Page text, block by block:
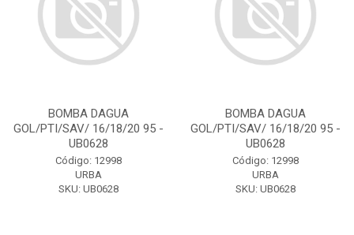
BOMBA DAGUA
GOL/PTI/SAV/ 16/18/20 95 -
UB0628
Código: 12998
URBA
SKU: UB0628
BOMBA DAGUA
GOL/PTI/SAV/ 16/18/20 95 -
UB0628
Código: 12998
URBA
SKU: UB0628